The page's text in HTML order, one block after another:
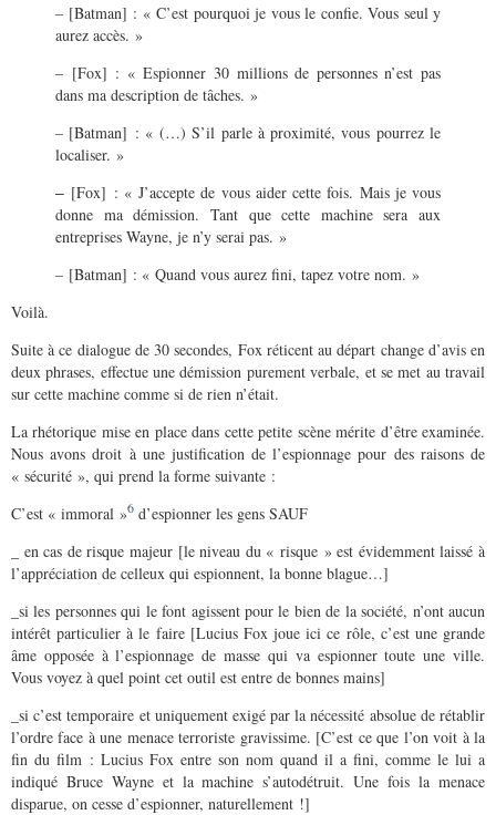
– [Batman] : « C’est pourquoi je vous le confie. Vous seul y
aurez accès. »
– [Fox] : « Espionner 30 millions de personnes n’est pas
dans ma description de tâches. »
– [Batman] : « (…) S’il parle à proximité, vous pourrez le
localiser. »
– [Fox] : « J’accepte de vous aider cette fois. Mais je vous
donne ma démission. Tant que cette machine sera aux
entreprises Wayne, je n’y serai pas. »
– [Batman] : « Quand vous aurez fini, tapez votre nom. »
Voilà.
Suite à ce dialogue de 30 secondes, Fox réticent au départ change d’avis en
deux phrases, effectue une démission purement verbale, et se met au travail
sur cette machine comme si de rien n’était.
La rhétorique mise en place dans cette petite scène mérite d’être examinée.
Nous avons droit à une justification de l’espionnage pour des raisons de
« sécurité », qui prend la forme suivante :
C’est « immoral »6 d’espionner les gens SAUF
_ en cas de risque majeur [le niveau du « risque » est évidemment laissé à
l’appréciation de celleux qui espionnent, la bonne blague…]
_si les personnes qui le font agissent pour le bien de la société, n’ont aucun
intérêt particulier à le faire [Lucius Fox joue ici ce rôle, c’est une grande
âme opposée à l’espionnage de masse qui va espionner toute une ville.
Vous voyez à quel point cet outil est entre de bonnes mains]
_si c’est temporaire et uniquement exigé par la nécessité absolue de rétablir
l’ordre face à une menace terroriste gravissime. [C’est ce que l’on voit à la
fin du film : Lucius Fox entre son nom quand il a fini, comme le lui a
indiqué Bruce Wayne et la machine s’autodétruit. Une fois la menace
disparue, on cesse d’espionner, naturellement !]